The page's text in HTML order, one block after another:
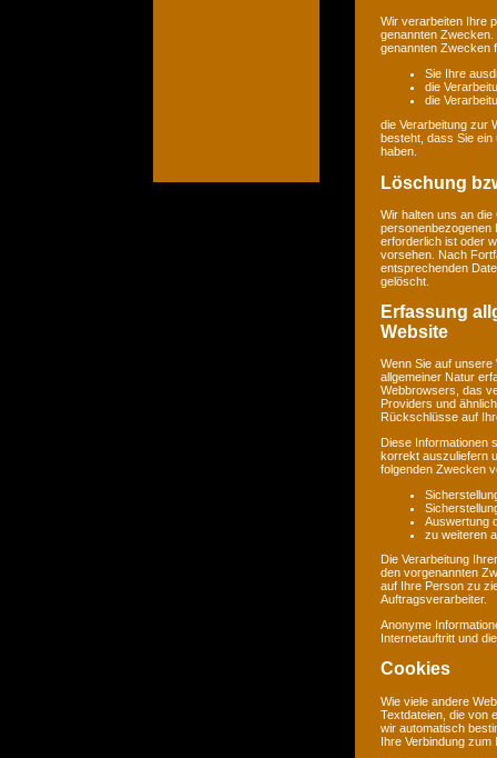
Wir verarbeiten Ihre
genannten
genannten Zwecken
Sie Ihre
die
die
die Verarbeitung zur
besteht, dass Sie
haben.
Löschung
Wir halten uns an
personenbezogenen
erforderlich ist oder
vorsehen. Nach
entsprechenden
gelöscht.
Erfassung
Website
Wenn Sie auf
allgemeiner Natur
Webbrowsers, das
Providers und
Rückschlüsse auf
Diese Informationen
korrekt auszuliefern
folgenden Zwecken
Auswertung
zu weiteren
Die Verarbeitung
den vorgenannten
auf Ihre Person zu
Auftragsverarbeiter.
Anonyme
Internetauftritt und
Cookies
Wie viele andere
Textdateien, die von
wir automatisch
Ihre Verbindung zum